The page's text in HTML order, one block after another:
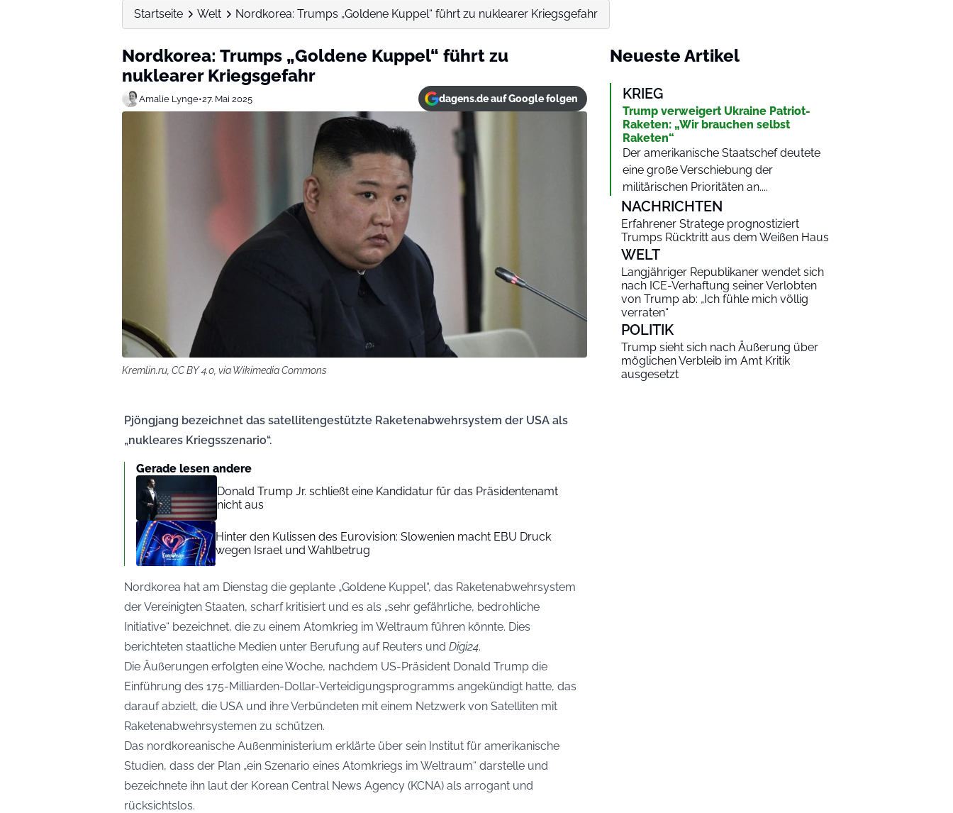
Startseite Welt Nordkorea: Trumps „Goldene Kuppel“ führt zu nuklearer Kriegsgefahr
Nordkorea: Trumps „Goldene Kuppel“ führt zu
nuklearer Kriegsgefahr
Amalie Lynge•27. Mai 2025 dagens.de auf Google folgen
Kremlin.ru, CC BY 4.0, via Wikimedia Commons
Pjöngjang bezeichnet das satellitengestützte Raketenabwehrsystem der USA als
„nukleares Kriegsszenario“.
Gerade lesen andere
Donald Trump Jr. schließt eine Kandidatur für das Präsidentenamt
nicht aus
Hinter den Kulissen des Eurovision: Slowenien macht EBU Druck
wegen Israel und Wahlbetrug
Nordkorea hat am Dienstag die geplante „Goldene Kuppel“, das Raketenabwehrsystem
der Vereinigten Staaten, scharf kritisiert und es als „sehr gefährliche, bedrohliche
Initiative“ bezeichnet, die zu einem Atomkrieg im Weltraum führen könnte. Dies
berichteten staatliche Medien unter Berufung auf Reuters und Digi24.
Die Äußerungen erfolgten eine Woche, nachdem US-Präsident Donald Trump die
Einführung des 175-Milliarden-Dollar-Verteidigungsprogramms angekündigt hatte, das
darauf abzielt, die USA und ihre Verbündeten mit einem Netzwerk von Satelliten mit
Raketenabwehrsystemen zu schützen.
Das nordkoreanische Außenministerium erklärte über sein Institut für amerikanische
Studien, dass der Plan „ein Szenario eines Atomkriegs im Weltraum“ darstelle und
bezeichnete ihn laut der Korean Central News Agency (KCNA) als arrogant und
rücksichtslos.
Neueste Artikel
KRIEG
Trump verweigert Ukraine Patriot-
Raketen: „Wir brauchen selbst
Raketen“
Der amerikanische Staatschef deutete
eine große Verschiebung der
militärischen Prioritäten an....
NACHRICHTEN
Erfahrener Stratege prognostiziert
Trumps Rücktritt aus dem Weißen Haus
WELT
Langjähriger Republikaner wendet sich
nach ICE-Verhaftung seiner Verlobten
von Trump ab: „Ich fühle mich völlig
verraten“
POLITIK
Trump sieht sich nach Äußerung über
möglichen Verbleib im Amt Kritik
ausgesetzt